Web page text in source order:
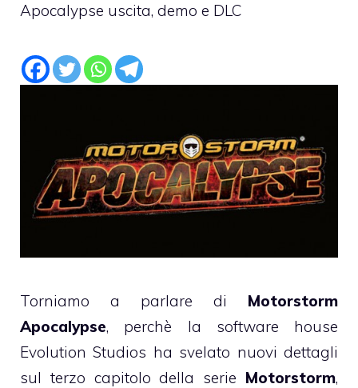
Apocalypse uscita, demo e DLC
Torniamo a parlare di Motorstorm
Apocalypse, perchè la software house
Evolution Studios ha svelato nuovi dettagli
sul terzo capitolo della serie Motorstorm,